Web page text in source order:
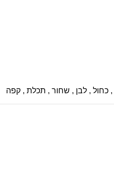
, כחול , לבן , שחור , תכלת , קפה